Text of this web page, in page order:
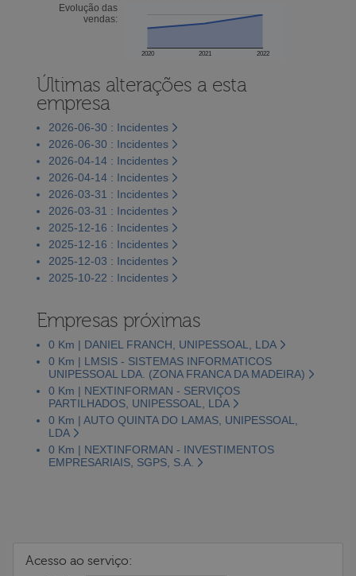
Evolução das
vendas:
2020 2021 2022
Últimas alterações a esta
empresa
2026-06-30 : Incidentes
2026-06-30 : Incidentes
2026-04-14 : Incidentes
2026-04-14 : Incidentes
2026-03-31 : Incidentes
2026-03-31 : Incidentes
2025-12-16 : Incidentes
2025-12-16 : Incidentes
2025-12-03 : Incidentes
2025-10-22 : Incidentes
Empresas próximas
0 Km | DANIEL FRANCH, UNIPESSOAL, LDA
0 Km | LMSIS - SISTEMAS INFORMATICOS
UNIPESSOAL LDA. (ZONA FRANCA DA MADEIRA)
0 Km | NEXTINFORMAN - SERVIÇOS
PARTILHADOS, UNIPESSOAL, LDA
0 Km | AUTO QUINTA DO LAMAS, UNIPESSOAL,
LDA
0 Km | NEXTINFORMAN - INVESTIMENTOS
EMPRESARIAIS, SGPS, S.A.
Acesso ao serviço: